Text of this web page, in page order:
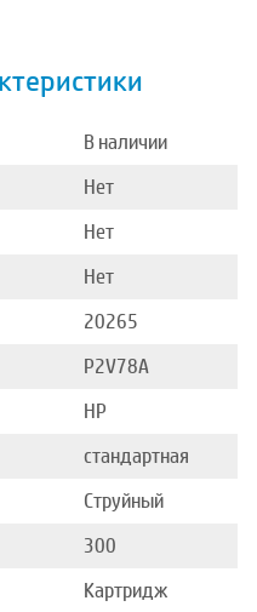
В наличии
Нет
Нет
Нет
20265
P2V78A
HP
стандартная
Струйный
300
Картридж